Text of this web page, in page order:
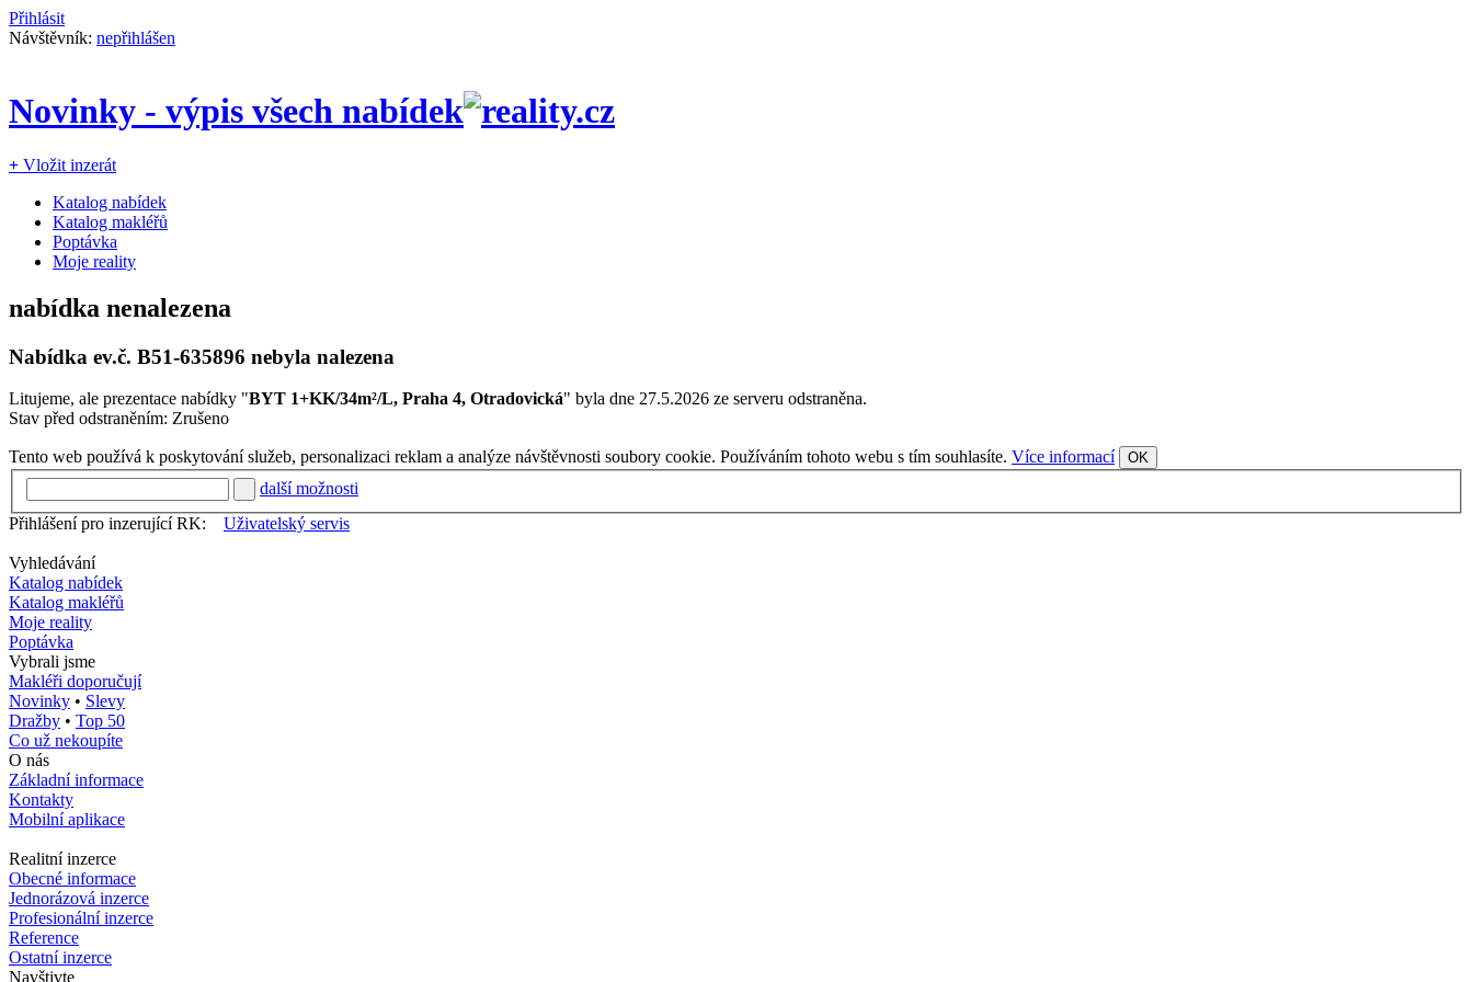
Přihlásit
Návštěvník: nepřihlášen
Novinky - výpis všech nabídek
+ Vložit inzerát
Katalog nabídek
Katalog makléřů
Poptávka
Moje reality
nabídka nenalezena
Nabídka ev.č. B51-635896 nebyla nalezena
Litujeme, ale prezentace nabídky "BYT 1+KK/34m²/L, Praha 4, Otradovická" byla dne 27.5.2026 ze serveru odstraněna.
Stav před odstraněním: Zrušeno
Tento web používá k poskytování služeb, personalizaci reklam a analýze návštěvnosti soubory cookie. Používáním tohoto webu s tím souhlasíte. Více informací OK
další možnosti
Přihlášení pro inzerující RK:
Uživatelský servis
Vyhledávání
Katalog nabídek
Katalog makléřů
Moje reality
Poptávka
Vybrali jsme
Makléři doporučují
Novinky • Slevy
Dražby • Top 50
Co už nekoupíte
O nás
Základní informace
Kontakty
Mobilní aplikace
Realitní inzerce
Obecné informace
Jednorázová inzerce
Profesionální inzerce
Reference
Ostatní inzerce
Navštivte